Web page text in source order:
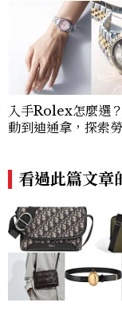
入手Rolex怎麼選
動到迪通拿，探索
看過此篇文章